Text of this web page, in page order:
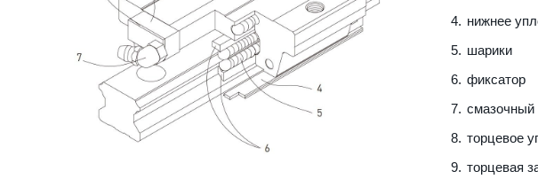
нижнее
шарики
фиксатор
смазочный
торцевое
торцевая